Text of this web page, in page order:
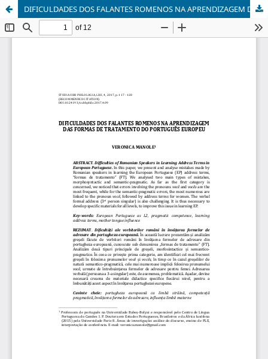
DIFICULDADES DOS FALANTES ROMENOS NA APRENDIZAGEM DAS FORMAS DE TRATAMENTO DO PORTUGUÊS EUROPEU